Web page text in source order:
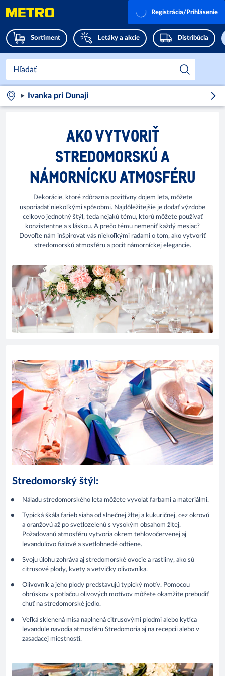
Sortiment Letáky a akcie Distribúcia
Registrácia/Prihlásenie
Ivanka pri Dunaji
AKO VYTVORIŤ
STREDOMORSKÚ A
NÁMORNÍCKU ATMOSFÉRU
Dekorácie, ktoré zdôraznia pozitívny dojem leta, môžete
usporiadať niekoľkými spôsobmi. Najdôležitejšie je dodať výzdobe
celkovo jednotný štýl, teda nejakú tému, ktorú môžete používať
konzistentne a s láskou. A prečo tému nemeniť každý mesiac?
Dovoľte nám inšpirovať vás niekoľkými radami o tom, ako vytvoriť
stredomorskú atmosféru a pocit námorníckej elegancie.
Stredomorský štýl:
Náladu stredomorského leta môžete vyvolať farbami a materiálmi.
Typická škála farieb siaha od slnečnej žltej a kukuričnej, cez okrovú
a oranžovú až po svetlozelenú s vysokým obsahom žltej.
Požadovanú atmosféru vytvoria okrem tehlovočervenej aj
levanduľovo fialové a svetlohnedé odtiene.
Svoju úlohu zohráva aj stredomorské ovocie a rastliny, ako sú
citrusové plody, kvety a vetvičky olivovníka.
Olivovník a jeho plody predstavujú typický motív. Pomocou
obrúskov s potlačou olivových motívov môžete okamžite prebudiť
chuť na stredomorské jedlo.
Veľká sklenená misa naplnená citrusovými plodmi alebo kytica
levandule navodia atmosféru Stredomoria aj na recepcii alebo v
zasadacej miestnosti.